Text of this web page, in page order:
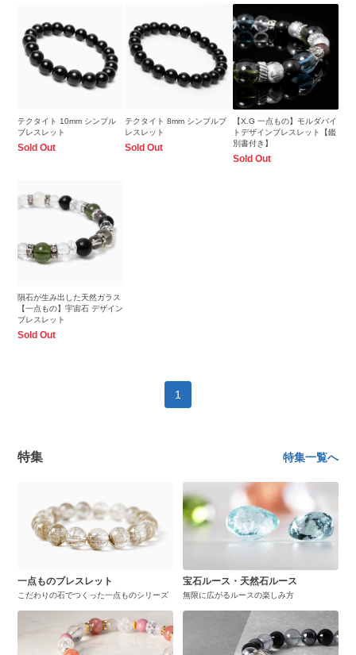
テクタイト 10mm シンプル
ブレスレット
Sold Out
テクタイト 8mm シンプルブ
レスレット
Sold Out
【X.G 一点もの】モルダバイ
トデザインブレスレット【鑑
別書付き】
Sold Out
隕石が生み出した天然ガラス
【一点もの】宇宙石 デザイン
ブレスレット
Sold Out
1
特集 特集一覧へ
一点ものブレスレット
こだわりの石でつくった一点ものシリーズ
宝石ルース・天然石ルース
無限に広がるルースの楽しみ方